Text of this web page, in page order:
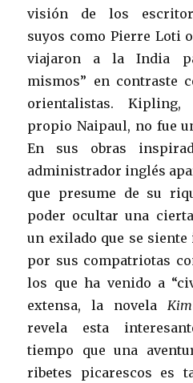
visión de los
suyos como Pierre Loti
viajaron a la India
mismos” en contraste
orientalistas.
propio Naipaul, no fue
En sus obras
administrador inglés
que presume de su
poder ocultar una
un exilado que se
por sus compatriotas
los que ha venido a
extensa, la novela Kim
revela esta
tiempo que una
ribetes picarescos es